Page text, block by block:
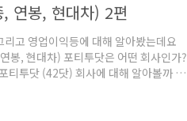
연봉, 현대차) 2편
고 영업이익등에 대해 알아봤는데요
봉, 현대차) 포티투닷은 어떤 회사인가?
티투닷 (42닷) 회사에 대해 알아볼까 합
닷이 어떤 회사인지 소개해보도록 하